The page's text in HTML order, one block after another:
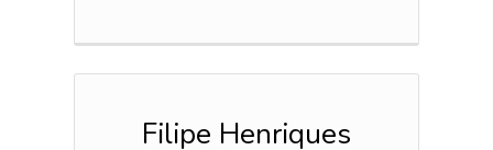
Filipe Henriques